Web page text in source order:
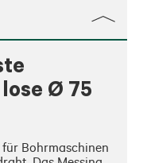
Ø 75
für Bohrmaschinen